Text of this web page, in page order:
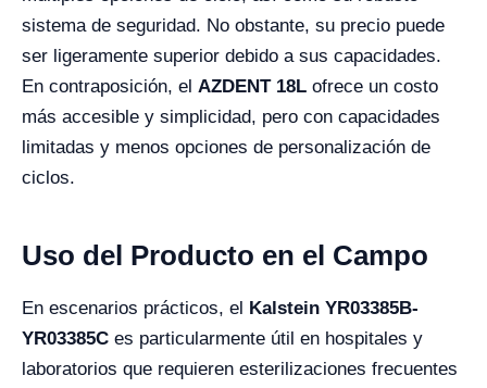
sistema de seguridad. No obstante, su precio puede
ser ligeramente superior debido a sus capacidades.
En contraposición, el AZDENT 18L ofrece un costo
más accesible y simplicidad, pero con capacidades
limitadas y menos opciones de personalización de
ciclos.
Uso del Producto en el Campo
En escenarios prácticos, el Kalstein YR03385B-
YR03385C es particularmente útil en hospitales y
laboratorios que requieren esterilizaciones frecuentes